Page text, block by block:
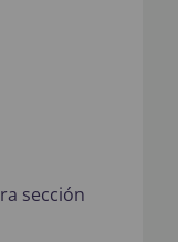
sección